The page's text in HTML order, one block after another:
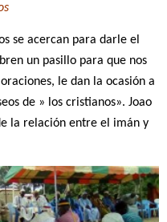
se acercan para darle el
un pasillo para que nos
le dan la ocasión a
de » los cristianos». Joao
la relación entre el imán y